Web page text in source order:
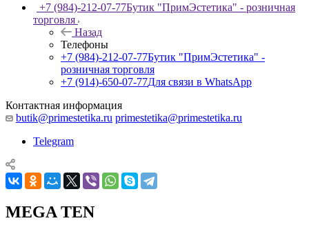
+7 (984)-212-07-77Бутик "ПримЭстетика" - розничная
торговля
Назад
Телефоны
+7 (984)-212-07-77Бутик "ПримЭстетика" -
розничная торговля
+7 (914)-650-07-77Для связи в WhatsApp
Контактная информация
butik@primestetika.ru primestetika@primestetika.ru
Telegram
MEGA TEN